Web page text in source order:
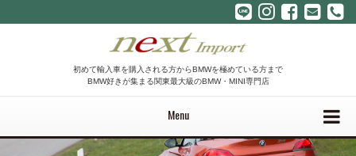
初めて輸入車を購入される方からBMWを極めている方まで
BMW好きが集まる関東最大級のBMW・MINI専門店
Menu